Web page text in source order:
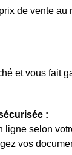
de vente au
et vous fait
:
ligne selon
vos